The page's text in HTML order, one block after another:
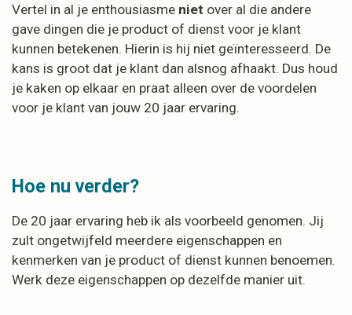
Vertel in al je enthousiasme niet over al die andere
gave dingen die je product of dienst voor je klant
kunnen betekenen. Hierin is hij niet geïnteresseerd. De
kans is groot dat je klant dan alsnog afhaakt. Dus houd
je kaken op elkaar en praat alleen over de voordelen
voor je klant van jouw 20 jaar ervaring.
Hoe nu verder?
De 20 jaar ervaring heb ik als voorbeeld genomen. Jij
zult ongetwijfeld meerdere eigenschappen en
kenmerken van je product of dienst kunnen benoemen.
Werk deze eigenschappen op dezelfde manier uit.